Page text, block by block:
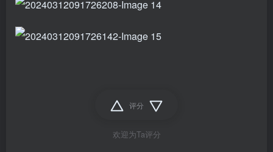
评分
欢迎为Ta评分